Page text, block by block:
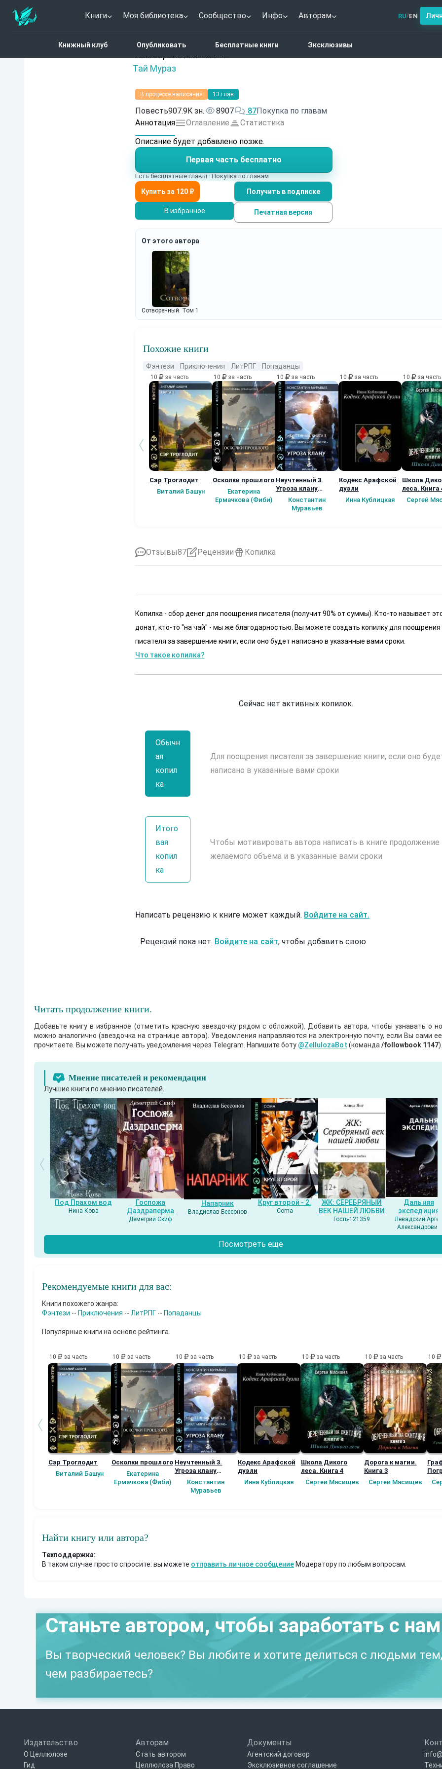
Книги Моя библиотека Сообщество Инфо Авторам RU/EN
Книжный клуб Опубликовать Бесплатные книги Эксклюзивы
Сотворенный. Том 2
Тай Мураз
4.7 (20)
В процессе написания 13 глав
Повесть907.9K зн. 8907 87Покупка по главам
Аннотация
Оглавление
Статистика
Описание будет добавлено позже.
Первая часть бесплатно
Есть бесплатные главы · Покупка по главам
Получить в подписке
В избранное Печатная версия
От этого автора
Сотворенный. Том 1
Похожие книги
Фэнтези Приключения ЛитРПГ Попаданцы
10 за часть
Сэр Троглодит
Виталий Башун
10 за часть
Осколки прошлого
Екатерина
Ермачкова (Фиби)
10 за часть
Неучтенный 3.
Угроза клану
(Альтернативное
продолжение)
Константин
Муравьев
10 за часть
Кодекс Арафской
дуэли
Инна Кублицкая
10 за часть
Школа
леса. Книга
Сергей
Отзывы87 Рецензии Копилка
Копилка - сбор денег для поощрения писателя (получит 90% от суммы). Кто-то называет
донат, кто-то "на чай" - мы же благодарностью. Вы можете создать копилку для поощрения
писателя за завершение книги, если оно будет написано в указанные вами сроки.
Что такое копилка?
Сейчас нет активных копилок.
Обычн
ая
копил
ка
Для поощрения писателя за завершение книги, если оно
написано в указанные вами сроки
Итого
вая
копил
ка
Чтобы мотивировать автора написать в книге продолжение
желаемого объема и в указанные вами сроки
Написать рецензию к книге может каждый. Войдите на сайт.
Рецензий пока нет. Войдите на сайт, чтобы добавить свою
Читать продолжение книги.
Добавьте книгу в избранное (отметить красную звездочку рядом с обложкой). Добавить автора, чтобы узнавать о
можно аналогично (звездочка на странице автора). Уведомления направляются на электронную почту, если Вы сами
прочитаете. Вы можете получать уведомления через Telegram. Напишите боту @ZellulozaBot (команда /followbook 1147).
Мнение писателей и рекомендации
Лучшие книги по мнению писателей.
Под Прахом вод
Нина Кова
Госпожа
Даздраперма
Деметрий Скиф
Напарник
Владислав Бессонов
Круг второй - 2.
Coma
ЖК: СЕРЕБРЯНЫЙ
ВЕК НАШЕЙ ЛЮБВИ
Гость-121359
Дальняя
экспедиция
Левадский Артем
Александрович
Посмотреть ещё
Рекомендуемые книги для вас:
Книги похожего жанра:
Фэнтези -- Приключения -- ЛитРПГ -- Попаданцы
Популярные книги на основе рейтинга.
10 за часть
Сэр Троглодит
Виталий Башун
10 за часть
Осколки прошлого
Екатерина
Ермачкова (Фиби)
10 за часть
Неучтенный 3.
Угроза клану
(Альтернативное
продолжение)
Константин
Муравьев
10 за часть
Кодекс Арафской
дуэли
Инна Кублицкая
10 за часть
Школа Дикого
леса. Книга 4
Сергей Мясищев
10 за часть
Дорога к магии.
Книга 3
Сергей Мясищев
10
Найти книгу или автора?
Техподдержка:
В таком случае просто спросите: вы можете отправить личное сообщение Модератору по любым вопросам.
Станьте автором, чтобы заработать с
Вы творческий человек? Вы любите и хотите делиться с людьми
чем разбираетесь?
Издательство
О Целлюлозе
Гид
Авторам
Стать автором
Целлюлоза Право
Документы
Агентский договор
Эксклюзивное соглашение